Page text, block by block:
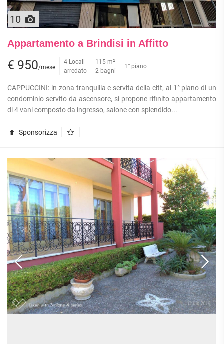
10
Appartamento a Brindisi in Affitto
€ 950/mese
4 Locali
arredato
115 m²
2 bagni
1° piano
CAPPUCCINI: in zona tranquilla e servita della citt, al 1° piano di un
condominio servito da ascensore, si propone rifinito appartamento
di 4 vani composto da ingresso, salone con splendido...
Sponsorizza